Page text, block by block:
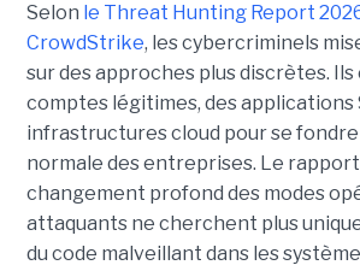
Selon le Threat Hunting Report
CrowdStrike, les cybercriminels
sur des approches plus discrètes.
comptes légitimes, des applications
infrastructures cloud pour se fondre
normale des entreprises. Le
changement profond des modes
attaquants ne cherchent plus
du code malveillant dans les